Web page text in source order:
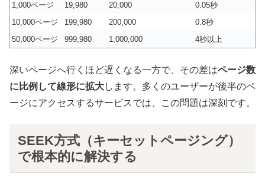
1,000ページ
19,980 20,000
0.05秒
10,000ページ
199,980 200,000
0.8秒
50,000ページ
999,980 1,000,000 4秒以上
深いページへ行くほど遅くなる一方で、その差はページ数
に比例して線形に拡大します。多くのユーザーが後半のペ
ージにアクセスするサービスでは、この問題は深刻です。
SEEK方式（キーセットページング）
で根本的に解決する